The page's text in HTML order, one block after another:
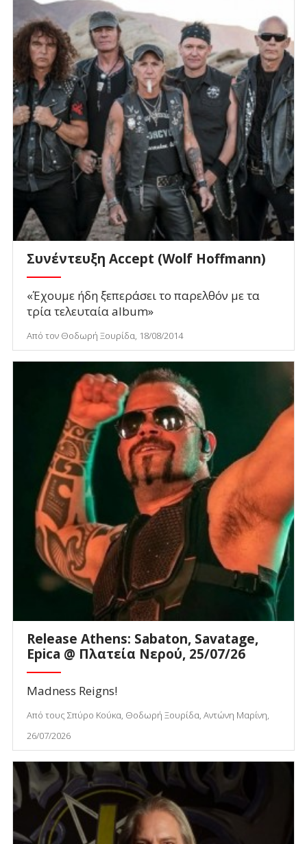
Συνέντευξη Accept (Wolf Hoffmann)
«Έχουμε ήδη ξεπεράσει το παρελθόν με τα
τρία τελευταία album»
Από τον Θοδωρή Ξουρίδα, 18/08/2014
Release Athens: Sabaton, Savatage,
Epica @ Πλατεία Νερού, 25/07/26
Madness Reigns!
Από τους Σπύρο Κούκα, Θοδωρή Ξουρίδα, Αντώνη Μαρίνη,
26/07/2026